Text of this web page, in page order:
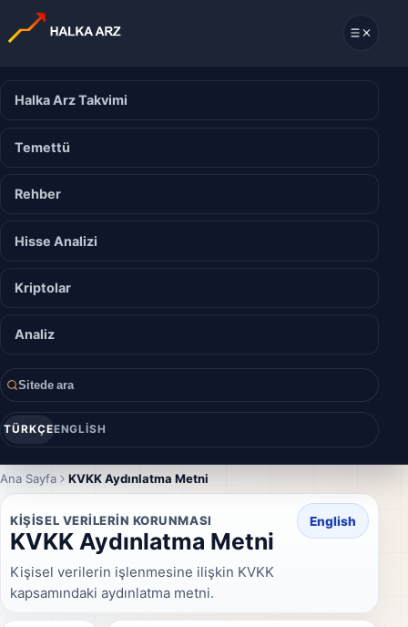
Halka Arz Takvimi
Temettü
Rehber
Hisse Analizi
Kriptolar
Analiz
Sitede ara
TÜRKÇEENGLISH
Ana Sayfa KVKK Aydınlatma Metni
KIŞISEL VERILERIN KORUNMASI
KVKK Aydınlatma Metni
Kişisel verilerin işlenmesine ilişkin KVKK
kapsamındaki aydınlatma metni.
English